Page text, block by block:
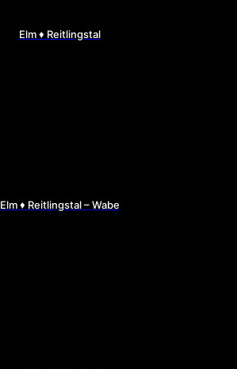
Elm ♦ Reitlingstal
Elm ♦ Reitlingstal – Wabe